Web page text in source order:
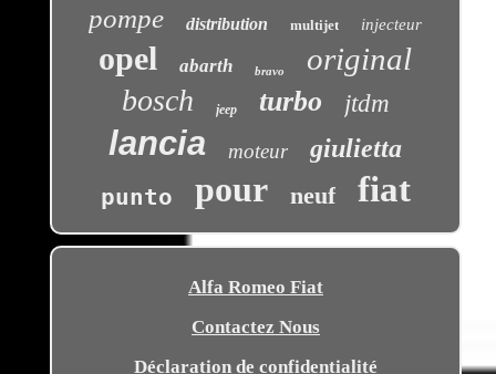
pompe distribution multijet injecteur
opel abarth bravo original
bosch jeep turbo jtdm
lancia moteur giulietta
punto pour neuf fiat
Alfa Romeo Fiat
Contactez Nous
Déclaration de confidentialité